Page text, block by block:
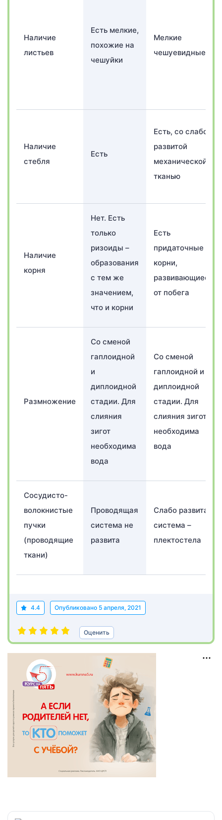
Наличие
листьев
Есть мелкие,
похожие на
чешуйки
Мелкие
чешуевидные
Наличие
стебля
Есть
Есть, со слабо
развитой
механической
тканью
Наличие
корня
Нет. Есть
только
ризоиды –
образования
с тем же
значением,
что и корни
Есть
придаточные
корни,
развивающиеся
от побега
Размножение
Со сменой
гаплоидной
и
диплоидной
стадии. Для
слияния
зигот
необходима
вода
Со сменой
гаплоидной и
диплоидной
стадии. Для
слияния зигот
необходима
вода
Сосудисто-
волокнистые
пучки
(проводящие
ткани)
Проводящая
система не
развита
Слабо развитая
система –
плектостела
4.4 Опубликовано 5 апреля, 2021
Оценить